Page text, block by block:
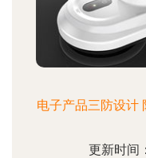
电子产品三防设计
更新时间